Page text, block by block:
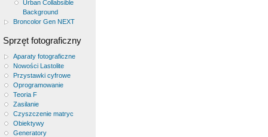
Urban Collabsible
Background
Broncolor Gen NEXT
Sprzęt fotograficzny
Aparaty fotograficzne
Nowości Lastolite
Przystawki cyfrowe
Oprogramowanie
Teoria F
Zasilanie
Czyszczenie matryc
Obiektywy
Generatory